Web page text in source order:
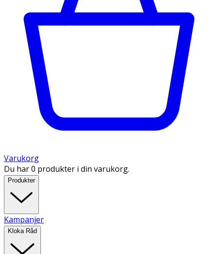
Varukorg
Du har 0 produkter i din varukorg.
Produkter
Kampanjer
Kloka Råd